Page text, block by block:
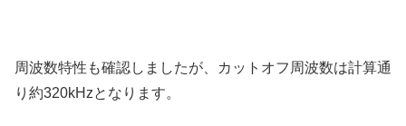
周波数特性も確認しましたが、カットオフ周波数は計算通
り約320kHzとなります。